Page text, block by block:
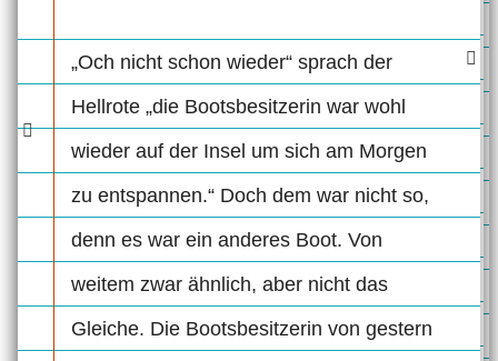
„Och nicht schon wieder“ sprach der
Hellrote „die Bootsbesitzerin war wohl
wieder auf der Insel um sich am Morgen
zu entspannen.“ Doch dem war nicht so,
denn es war ein anderes Boot. Von
weitem zwar ähnlich, aber nicht das
Gleiche. Die Bootsbesitzerin von gestern